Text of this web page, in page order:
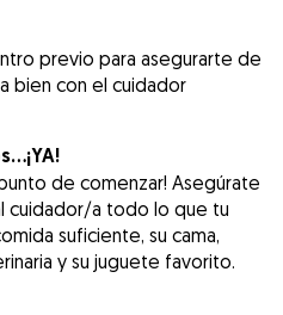
previo para asegurarte de
bien con el cuidador
de comenzar! Asegúrate
cuidador/a todo lo que tu
suficiente, su cama,
y su juguete favorito.